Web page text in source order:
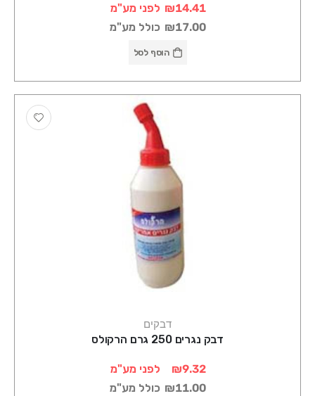
₪14.41 לפני מע"מ
₪17.00 כולל מע"מ
הוסף לסל
דבקים
דבק נגרים 250 גרם הרקולס
₪9.32
לפני מע"מ
₪11.00 כולל מע"מ